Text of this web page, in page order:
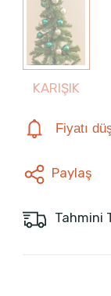
KARIŞIK
Fiyatı
Paylaş
Tahmini